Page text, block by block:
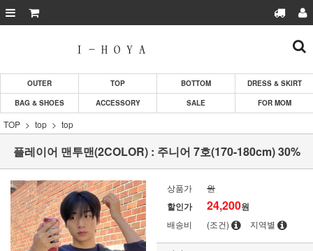
OUTER TOP BOTTOM
DRESS & SKIRT
BAG & SHOES
ACCESSORY SALE FOR MOM
TOP top top
플레이어 맨투맨(2COLOR) : 주니어 7호(170-180cm) 30%
상품가 원
할인가 24,200원
배송비 (조건) 지역별